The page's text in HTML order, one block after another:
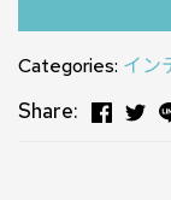
Categories: イン
Share: